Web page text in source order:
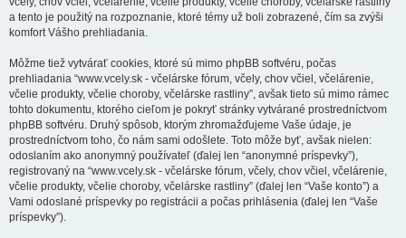
a tento je použitý na rozpoznanie, ktoré témy už boli zobrazené, čím sa zvýši
komfort Vášho prehliadania.
Môžme tiež vytvárať cookies, ktoré sú mimo phpBB softvéru, počas
prehliadania “www.vcely.sk - včelárske fórum, včely, chov včiel, včelárenie,
včelie produkty, včelie choroby, včelárske rastliny”, avšak tieto sú mimo rámec
tohto dokumentu, ktorého cieľom je pokryť stránky vytvárané prostredníctvom
phpBB softvéru. Druhý spôsob, ktorým zhromažďujeme Vaše údaje, je
prostredníctvom toho, čo nám sami odošlete. Toto môže byť, avšak nielen:
odoslaním ako anonymný používateľ (ďalej len “anonymné príspevky”),
registrovaný na “www.vcely.sk - včelárske fórum, včely, chov včiel, včelárenie,
včelie produkty, včelie choroby, včelárske rastliny” (ďalej len “Vaše konto”) a
Vami odoslané príspevky po registrácii a počas prihlásenia (ďalej len “Vaše
príspevky”).